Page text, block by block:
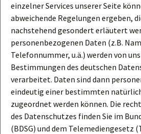
einzelner Services unserer Seite
abweichende Regelungen ergeben,
nachstehend gesondert erläutert
personenbezogenen Daten (z.B.
Telefonnummer, u.ä.) werden von
Bestimmungen des deutschen
verarbeitet. Daten sind dann
eindeutig einer bestimmten
zugeordnet werden können. Die
des Datenschutzes finden Sie im
(BDSG) und dem Telemediengesetz